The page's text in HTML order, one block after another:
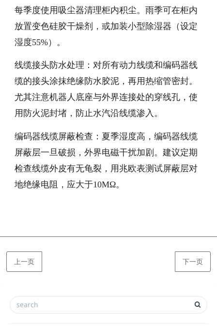
每季度使用吸尘器清理柜内积尘。雨季可在柜内
放置变色硅胶干燥剂，或加装小型除湿器（设定
湿度55%）。
线缆接头防水处理：对所有动力线缆和编码器线
缆的接头涂抹绝缘防水胶泥，再用热缩管密封。
尤其注意机器人底座与外界连接处的穿线孔，使
用防火泥封堵，防止水汽沿线缆渗入。
编码器线缆屏蔽检查：夏季湿度高，编码器线缆
屏蔽层一旦破损，外界电磁干扰加剧。建议定期
检查线缆外皮有无龟裂，用兆欧表测试屏蔽层对
地绝缘电阻，应大于10MΩ。
上一页 下一页